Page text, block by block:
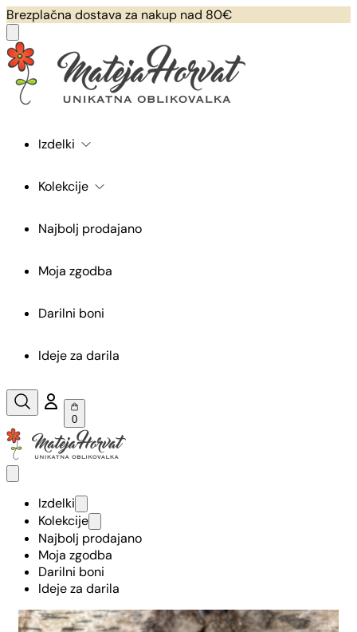
Brezplačna dostava za nakup nad 80€
Izdelki
Kolekcije
Najbolj prodajano
Moja zgodba
Darilni boni
Ideje za darila
0
Izdelki
Kolekcije
Najbolj prodajano
Moja zgodba
Darilni boni
Ideje za darila